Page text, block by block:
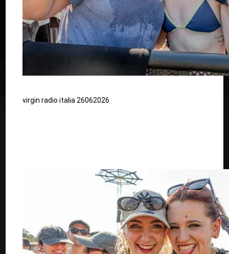
virgin radio italia 26062026